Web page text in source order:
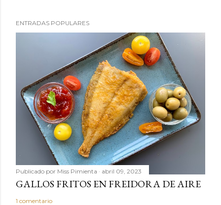
a
r
i
o
ENTRADAS POPULARES
Publicado por Miss Pimienta abril 09, 2023
GALLOS FRITOS EN FREIDORA DE AIRE
1 comentario